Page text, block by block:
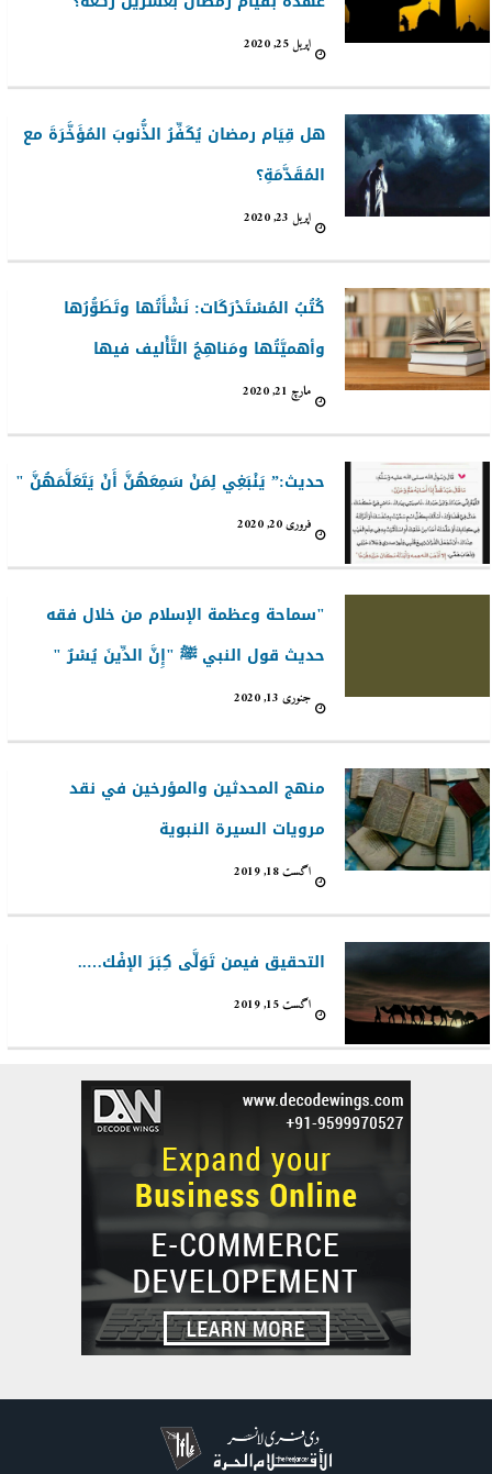
اپریل 25, 2020
هل قِيَام رمضان يُكَفِّرُ الذُّنوبَ المُؤَخَّرَةَ مع
المُقَدَّمَةِ؟
اپریل 23, 2020
كُتُبُ المُسْتَدْرَكَات: نَشْأَتُها وتَطَوُّرُها
وأهميَّتُها ومَناهِجُ التَّأْليف فيها
مارچ 21, 2020
حديث:” يَنْبَغِي لِمَنْ سَمِعَهُنَّ أَنْ يَتَعَلَّمَهُنَّ "
فروری 20, 2020
"سماحة وعظمة الإسلام من خلال فقه
حديث قول النبي ﷺ "إِنَّ الدِّينَ يُسْرٌ "
جنوری 13, 2020
منهج المحدثين والمؤرخين في نقد
مرويات السيرة النبوية
اگست 18, 2019
التحقيق فيمن تَوَلَّى كِبَرَ الإفْك…..
اگست 15, 2019